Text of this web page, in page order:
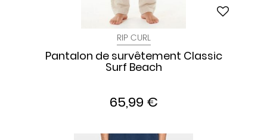
RIP CURL
Pantalon de survêtement Classic
Surf Beach
65,99 €